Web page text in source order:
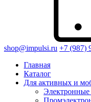
shop@impulsi.ru +7 (987)
Главная
Каталог
Для активных и